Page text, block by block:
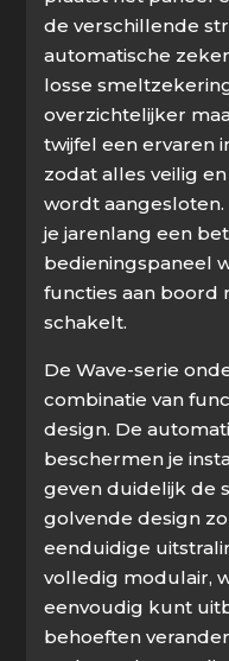
de verschillende
automatische
losse
overzichtelijker
twijfel een ervaren
zodat alles veilig
wordt
je jarenlang een
bedieningspaneel
functies aan boord
schakelt.
De Wave-serie
combinatie van
design. De
beschermen je
geven duidelijk de
golvende design
eenduidige
volledig modulair,
eenvoudig kunt
behoeften